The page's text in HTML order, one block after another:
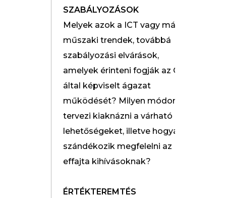
SZABÁLYOZÁSOK
Melyek azok a ICT vagy más
műszaki trendek, továbbá
szabályozási elvárások,
amelyek érinteni fogják az Ön
által képviselt ágazat
működését? Milyen módon
tervezi kiaknázni a várható
lehetőségeket, illetve hogyan
szándékozik megfelelni az
effajta kihívásoknak?
ÉRTÉKTEREMTÉS